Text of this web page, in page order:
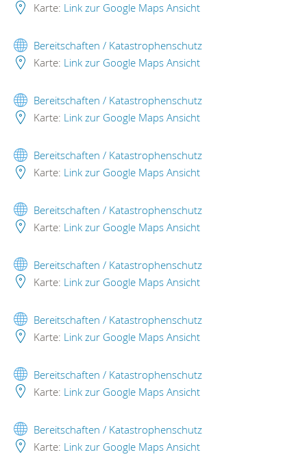
Karte: Link zur Google Maps Ansicht
Bereitschaften / Katastrophenschutz
Karte: Link zur Google Maps Ansicht
Bereitschaften / Katastrophenschutz
Karte: Link zur Google Maps Ansicht
Bereitschaften / Katastrophenschutz
Karte: Link zur Google Maps Ansicht
Bereitschaften / Katastrophenschutz
Karte: Link zur Google Maps Ansicht
Bereitschaften / Katastrophenschutz
Karte: Link zur Google Maps Ansicht
Bereitschaften / Katastrophenschutz
Karte: Link zur Google Maps Ansicht
Bereitschaften / Katastrophenschutz
Karte: Link zur Google Maps Ansicht
Bereitschaften / Katastrophenschutz
Karte: Link zur Google Maps Ansicht